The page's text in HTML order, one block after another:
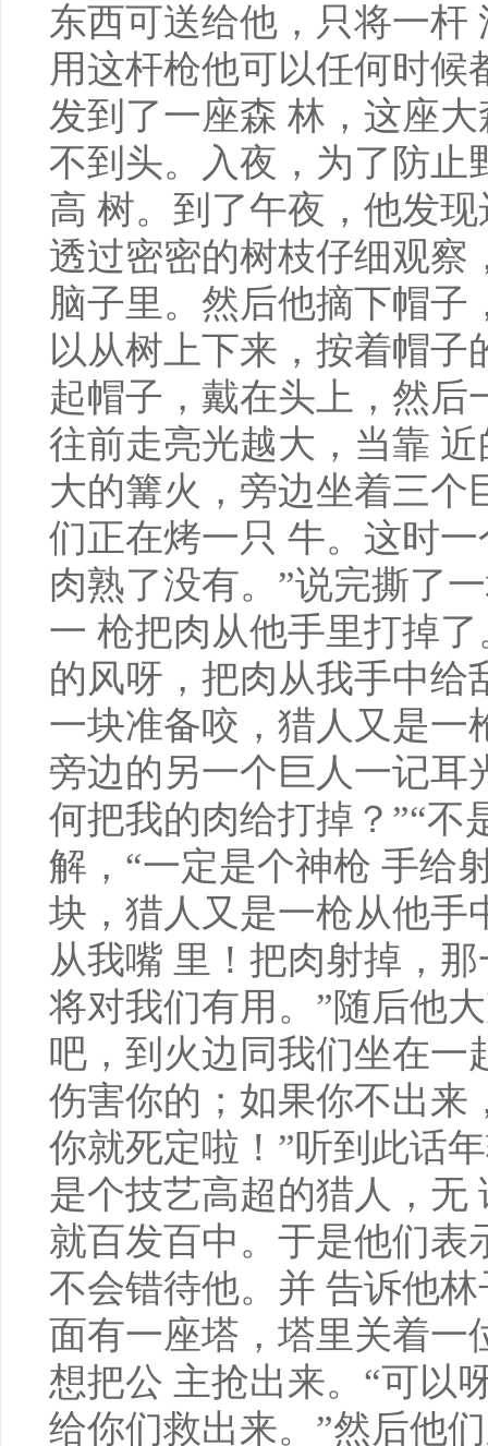
东西可送给他，只将一杆
用这杆枪他可以任何时候
发到了一座森 林，这座
不到头。入夜，为了防止
高 树。到了午夜，他发
透过密密的树枝仔细观察
脑子里。然后他摘下帽子
以从树上下来，按着帽子
起帽子，戴在头上，然后
往前走亮光越大，当靠
大的篝火，旁边坐着三个
们正在烤一只 牛。这时
肉熟了没有。”说完撕了
一 枪把肉从他手里打掉
的风呀，把肉从我手中给
一块准备咬，猎人又是一
旁边的另一个巨人一记耳
何把我的肉给打掉？”“不
解，“一定是个神枪 手给
块，猎人又是一枪从他手
从我嘴 里！把肉射掉，
将对我们有用。”随后他
吧，到火边同我们坐在一
伤害你的；如果你不出来
你就死定啦！”听到此话
是个技艺高超的猎人，无
就百发百中。于是他们表
不会错待他。并 告诉他
面有一座塔，塔里关着一
想把公 主抢出来。“可以
给你们救出来。”然后他